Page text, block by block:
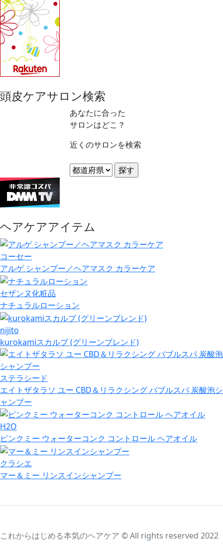
頭皮ケアサロン検索
あなたに合った
サロンはどこ？
近くのサロンを検索
ヘアケアアイテム
コーセー
アルゲ シャンプー／ヘアマスク カラーケア
セザンヌ化粧品
ナチュラルローション
nijito
kurokamiスカルプ (グリーンブレンド)
ステラシード
エイトザタラソ ユー CBD＆リラクシング バブルスパ 炭酸泡シ
ャンプー
H2O
ピンクミー ウォーターコンク コントロール ヘアオイル
クラシエ
マー＆ミー リンスインシャンプー
これからはじめる本気のヘアケア © All rights reserved 2022